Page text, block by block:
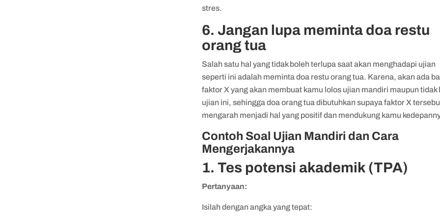
stres.
6. Jangan lupa meminta doa restu
orang tua
Salah satu hal yang tidak boleh terlupa saat akan menghadapi ujian
seperti ini adalah meminta doa restu orang tua. Karena, akan ada
faktor X yang akan membuat kamu lolos ujian mandiri maupun tidak
ujian ini, sehingga doa orang tua dibutuhkan supaya faktor X
mengarah menjadi hal yang positif dan mendukung kamu
Contoh Soal Ujian Mandiri dan Cara
Mengerjakannya
1. Tes potensi akademik (TPA)
Pertanyaan:
Isilah dengan angka yang tepat: